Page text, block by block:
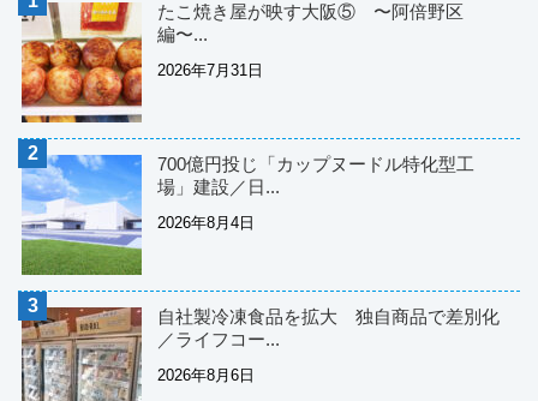
たこ焼き屋が映す大阪⑤ 〜阿倍野区
編〜...
2026年7月31日
700億円投じ「カップヌードル特化型工
場」建設／日...
2026年8月4日
自社製冷凍食品を拡大 独自商品で差別化
／ライフコー...
2026年8月6日